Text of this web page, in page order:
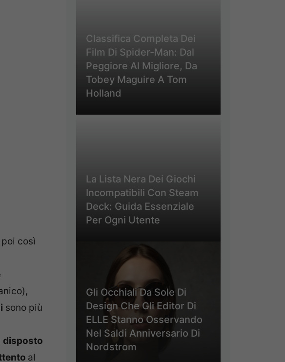
così
sono più
disposto
al
Classifica Completa Dei
Film Di Spider-Man: Dal
Peggiore Al Migliore, Da
Tobey Maguire A Tom
Holland
La Lista Nera Dei Giochi
Incompatibili Con Steam
Deck: Guida Essenziale
Per Ogni Utente
Gli Occhiali Da Sole Di
Design Che Gli Editor Di
ELLE Stanno Osservando
Nel Saldi Anniversario Di
Nordstrom